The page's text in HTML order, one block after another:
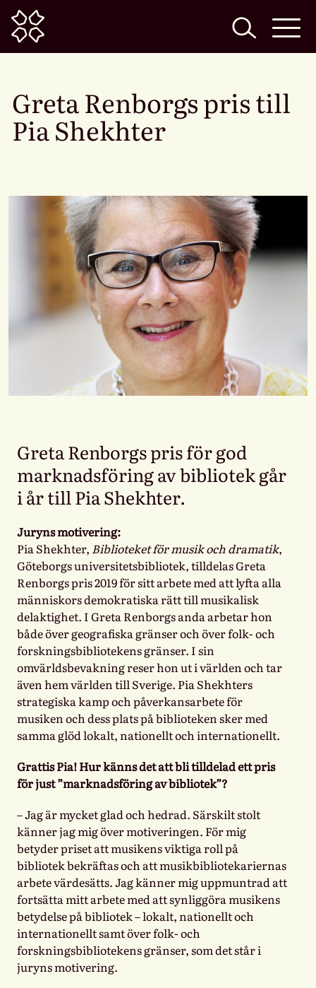
Home
Greta Renborgs pris till
Pia Shekhter
Greta Renborgs pris för god
marknadsföring av bibliotek går
i år till Pia Shekhter.
Juryns motivering:
Pia Shekhter, Biblioteket för musik och dramatik,
Göteborgs universitetsbibliotek, tilldelas Greta
Renborgs pris 2019 för sitt arbete med att lyfta alla
människors demokratiska rätt till musikalisk
delaktighet. I Greta Renborgs anda arbetar hon
både över geografiska gränser och över folk- och
forskningsbibliotekens gränser. I sin
omvärldsbevakning reser hon ut i världen och tar
även hem världen till Sverige. Pia Shekhters
strategiska kamp och påverkansarbete för
musiken och dess plats på biblioteken sker med
samma glöd lokalt, nationellt och internationellt.
Grattis Pia! Hur känns det att bli tilldelad ett pris
för just ”marknadsföring av bibliotek”?
– Jag är mycket glad och hedrad. Särskilt stolt
känner jag mig över motiveringen. För mig
betyder priset att musikens viktiga roll på
bibliotek bekräftas och att musikbibliotekariernas
arbete värdesätts. Jag känner mig uppmuntrad att
fortsätta mitt arbete med att synliggöra musikens
betydelse på bibliotek – lokalt, nationellt och
internationellt samt över folk- och
forskningsbibliotekens gränser, som det står i
juryns motivering.